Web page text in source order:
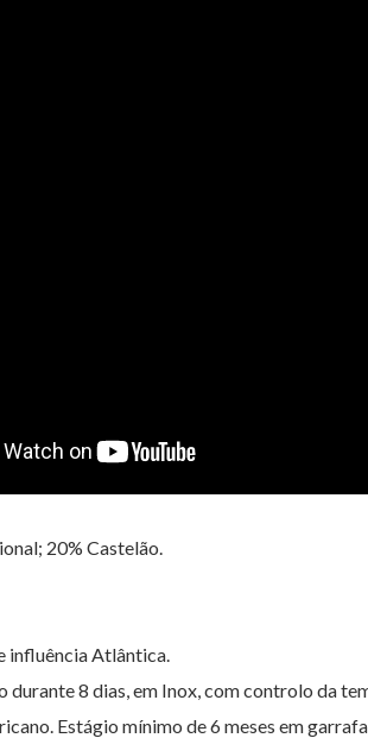
20% Castelão.
influência Atlântica.
durante 8 dias, em Inox, com controlo da
Estágio mínimo de 6 meses em